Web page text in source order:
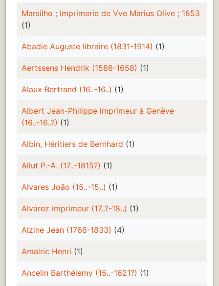
Marsilho ; Imprimerie de Vve Marius Olive ; 1853
(1)
Abadie Auguste libraire (1831-1914) (1)
Aertssens Hendrik (1586-1658) (1)
Alaux Bertrand (16..-16..) (1)
Albert Jean-Philippe imprimeur à Genève
(16..-16..?) (1)
Albin, Héritiers de Bernhard (1)
Allut P.-A. (17..-1815?) (1)
Alvares João (15..-15..) (1)
Alvarez imprimeur (17..?-18..) (1)
Alzine Jean (1768-1833) (4)
Amalric Henri (1)
Ancelin Barthélemy (15..-1621?) (1)